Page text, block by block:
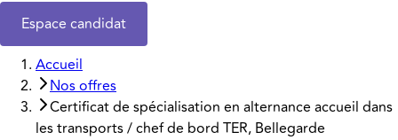
Espace candidat
Accueil
Nos offres
Certificat de spécialisation en alternance accueil dans
les transports / chef de bord TER, Bellegarde